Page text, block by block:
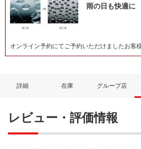
雨の日も快適に
オンライン予約にてご予約いただけましたお客
詳細 在庫 グループ店
レビュー・評価情報